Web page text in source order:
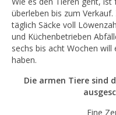
überleben bis zum
täglich Säcke voll
und Küchenbetrieben
sechs bis acht Wochen
haben.
Die armen Tiere sind
Eine